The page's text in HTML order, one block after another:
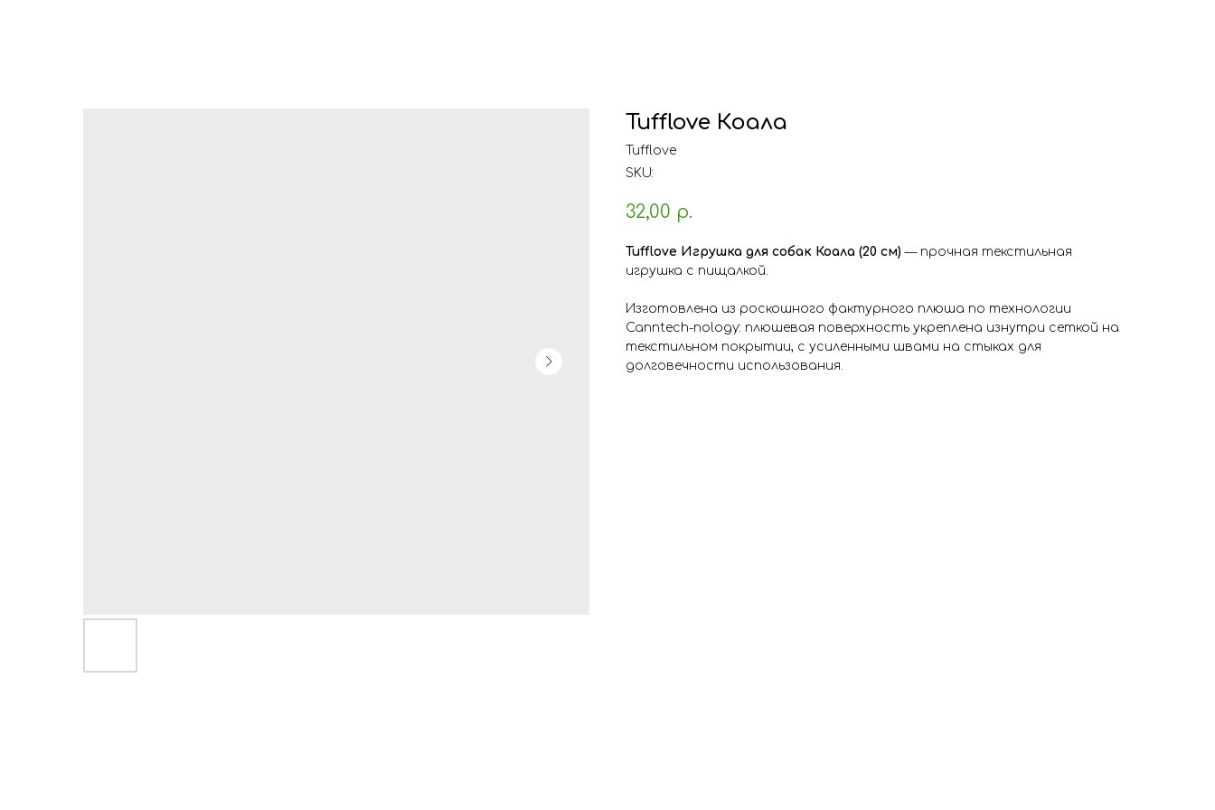
Tufflove Коала
Tufflove
SKU:
32,00 р.
Tufflove Игрушка для собак Коала (20 см)— прочная текстильная
игрушка с пищалкой.
Изготовлена из роскошного фактурного плюша по технологии
Canntech-nology: плюшевая поверхность укреплена изнутри сеткой на
текстильном покрытии, с усиленными швами на стыках для
долговечности использования.